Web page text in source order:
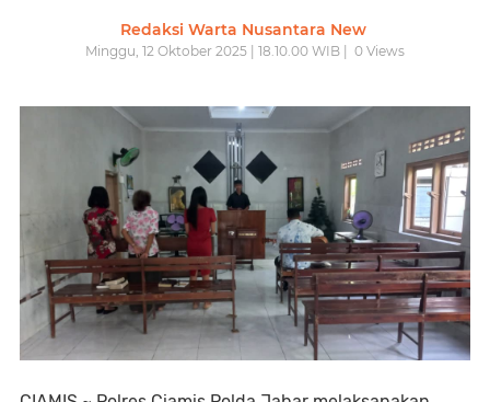
Redaksi Warta Nusantara New
Minggu, 12 Oktober 2025 | 18.10.00 WIB | 0 Views